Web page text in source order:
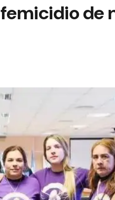
de